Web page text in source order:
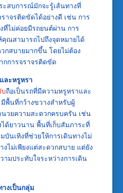
สบการณ์มักจะรู้เส้นทางที่
าจรติดขัดได้อย่างดี เช่น การ
ที่ไม่ค่อยมีรถยนต์ผ่าน การ
คุณสามารถไปถึงจุดหมายได้
กสบายมากขึ้น โดยไม่ต้อง
กการจราจรติดขัด
ละหรูหรา
ถือเป็นรถที่มีความหรูหราและ
พื้นที่กว้างขวางสำหรับผู้
วยความสะดวกครบครัน เช่น
ได้ยาวนาน พื้นที่เก็บสัมภาระที่
บันเทิงที่ช่วยให้การเดินทางไม่
งไม่เพียงแต่สะดวกสบาย แต่ยัง
ามประทับใจระหว่างการเดิน
างเป็นกลุ่ม